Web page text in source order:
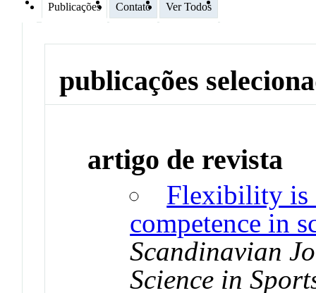
Publicações Contato Ver Todos
publicações
artigo de revista
Flexibility is
competence in
Scandinavian
Science in